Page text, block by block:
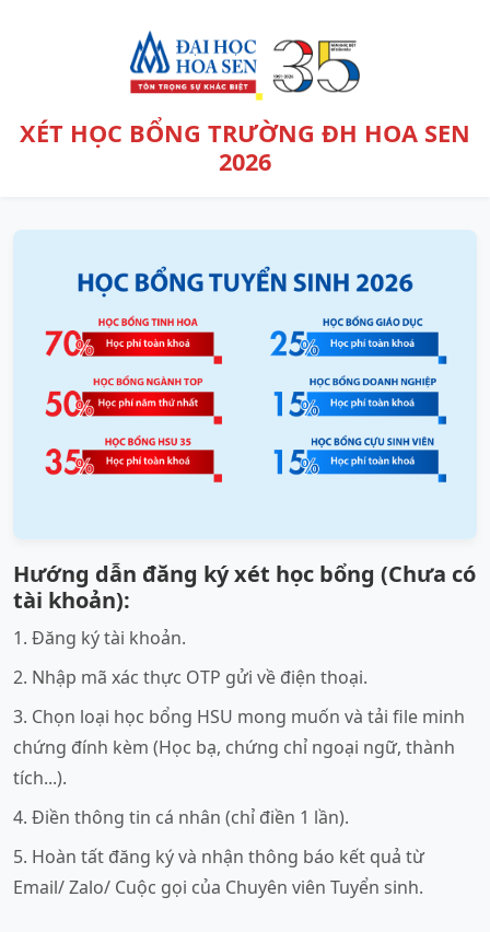
XÉT HỌC BỔNG TRƯỜNG ĐH HOA SEN
2026
Hướng dẫn đăng ký xét học bổng (Chưa có
tài khoản):
1. Đăng ký tài khoản.
2. Nhập mã xác thực OTP gửi về điện thoại.
3. Chọn loại học bổng HSU mong muốn và tải file minh
chứng đính kèm (Học bạ, chứng chỉ ngoại ngữ, thành
tích...).
4. Điền thông tin cá nhân (chỉ điền 1 lần).
5. Hoàn tất đăng ký và nhận thông báo kết quả từ
Email/ Zalo/ Cuộc gọi của Chuyên viên Tuyển sinh.